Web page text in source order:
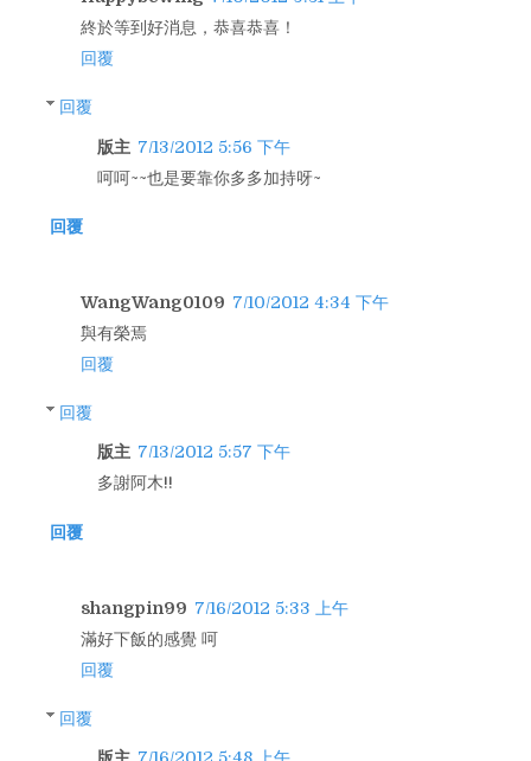
終於等到好消息，恭喜恭喜！
回覆
回覆
版主 7/13/2012 5:56 下午
呵呵~~也是要靠你多多加持呀~
回覆
WangWang0109 7/10/2012 4:34 下午
^^與有榮焉
回覆
回覆
版主 7/13/2012 5:57 下午
多謝阿木!!
回覆
shangpin99 7/16/2012 5:33 上午
滿好下飯的感覺 呵
回覆
回覆